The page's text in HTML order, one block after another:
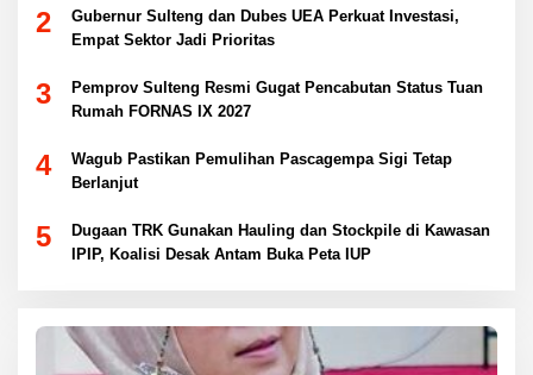
2
Gubernur Sulteng dan Dubes UEA Perkuat Investasi,
Empat Sektor Jadi Prioritas
3
Pemprov Sulteng Resmi Gugat Pencabutan Status Tuan
Rumah FORNAS IX 2027
4
Wagub Pastikan Pemulihan Pascagempa Sigi Tetap
Berlanjut
5
Dugaan TRK Gunakan Hauling dan Stockpile di Kawasan
IPIP, Koalisi Desak Antam Buka Peta IUP